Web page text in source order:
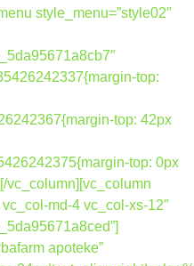
style_menu=”style02″
top:
top: 42px
top: 0px
vc_column][vc_column
md-4 vc_col-xs-12″
apoteke”